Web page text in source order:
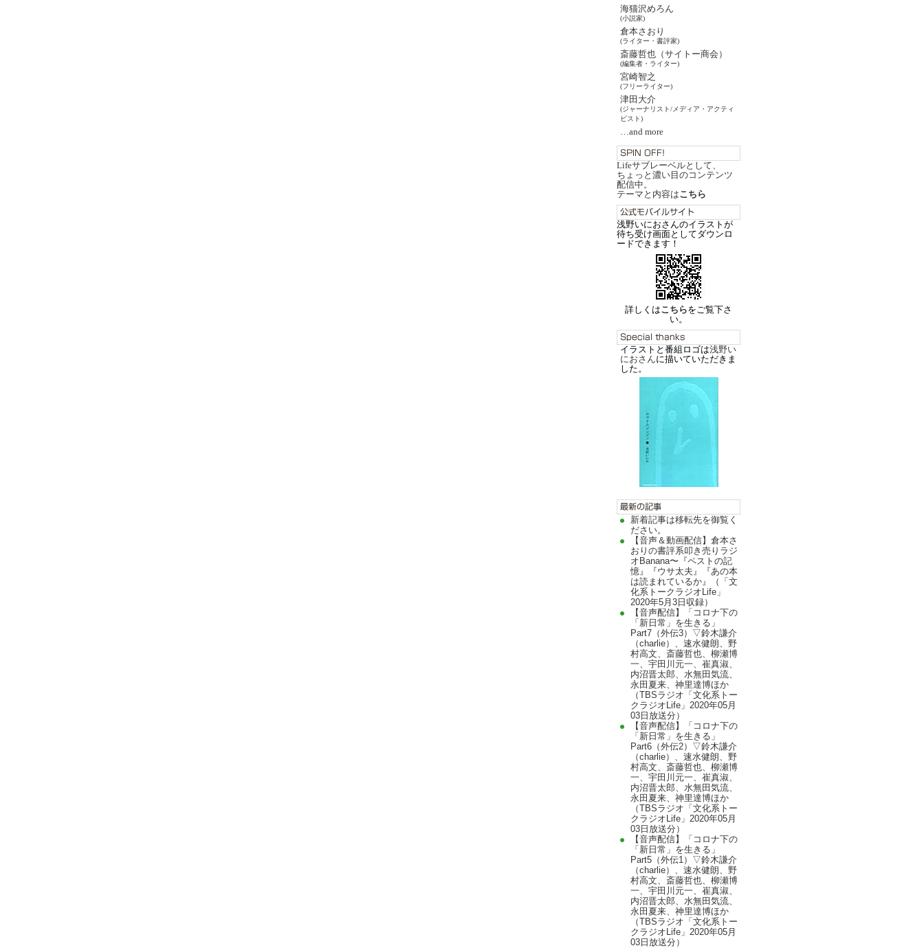
海猫沢めろん
(小説家)
倉本さおり
(ライター・書評家)
斎藤哲也（サイトー商会）
(編集者・ライター)
宮崎智之
(フリーライター)
津田大介
(ジャーナリスト/メディア・アクティ
ビスト)
…and more
Lifeサブレーベルとして、
ちょっと濃い目のコンテンツ
配信中。
テーマと内容はこちら
浅野いにおさんのイラストが
待ち受け画面としてダウンロ
ードできます！
詳しくはこちらをご覧下さ
い。
イラストと番組ロゴは浅野い
におさんに描いていただきま
した。
新着記事は移転先を御覧く
ださい。
【音声＆動画配信】倉本さ
おりの書評系叩き売りラジ
オBanana〜『ペストの記
憶』『ウサ太夫』『あの本
は読まれているか』（「文
化系トークラジオLife」
2020年5月3日収録）
【音声配信】「コロナ下の
「新日常」を生きる」
Part7（外伝3）▽鈴木謙介
（charlie）、速水健朗、野
村高文、斎藤哲也、柳瀬博
一、宇田川元一、崔真淑、
内沼晋太郎、水無田気流、
永田夏来、神里達博ほか
（TBSラジオ「文化系トー
クラジオLife」2020年05月
03日放送分）
【音声配信】「コロナ下の
「新日常」を生きる」
Part6（外伝2）▽鈴木謙介
（charlie）、速水健朗、野
村高文、斎藤哲也、柳瀬博
一、宇田川元一、崔真淑、
内沼晋太郎、水無田気流、
永田夏来、神里達博ほか
（TBSラジオ「文化系トー
クラジオLife」2020年05月
03日放送分）
【音声配信】「コロナ下の
「新日常」を生きる」
Part5（外伝1）▽鈴木謙介
（charlie）、速水健朗、野
村高文、斎藤哲也、柳瀬博
一、宇田川元一、崔真淑、
内沼晋太郎、水無田気流、
永田夏来、神里達博ほか
（TBSラジオ「文化系トー
クラジオLife」2020年05月
03日放送分）